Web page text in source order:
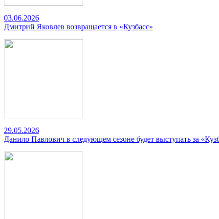
03.06.2026
Дмитрий Яковлев возвращается в «Кузбасс»
29.05.2026
Данило Павлович в следующем сезоне будет выступать за